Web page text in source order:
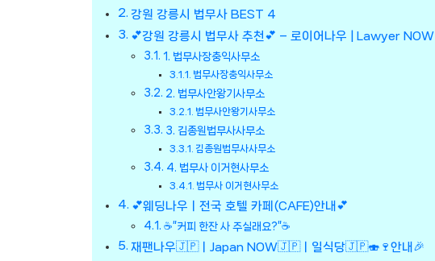
강원 강릉시 법무사 BEST 4
💕강원 강릉시 법무사 추천💕 – 로이어나우 | Lawyer NOW
1. 법무사장충익사무소
법무사장충익사무소
2. 법무사안왕기사무소
법무사안왕기사무소
3. 김종원법무사사무소
김종원법무사사무소
4. 법무사 이거현사무소
법무사 이거현사무소
💕웨딩나우ㅣ전국 호텔 카페(CAFE)안내💕
☕”커피 한잔 사 주실래요?”☕
재팬나우🇯🇵ㅣJapan NOW🇯🇵ㅣ일식당🇯🇵🍣🍷안내🎉